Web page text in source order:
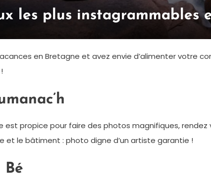
les plus instagrammables
en Bretagne et avez envie d’alimenter votre
propice pour faire des photos magnifiques, rendez
et le bâtiment : photo digne d’un artiste garantie !
Bé